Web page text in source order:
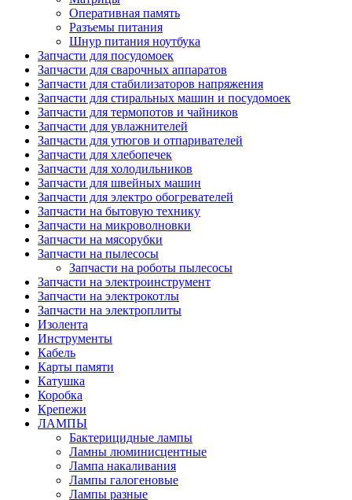
Оперативная память
Разъемы питания
Шнур питания ноутбука
Запчасти для посудомоек
Запчасти для сварочных аппаратов
Запчасти для стабилизаторов напряжения
Запчасти для стиральных машин и посудомоек
Запчасти для термопотов и чайников
Запчасти для увлажнителей
Запчасти для утюгов и отпаривателей
Запчасти для хлебопечек
Запчасти для холодильников
Запчасти для швейных машин
Запчасти для электро обогревателей
Запчасти на бытовую технику
Запчасти на микроволновки
Запчасти на мясорубки
Запчасти на пылесосы
Запчасти на роботы пылесосы
Запчасти на электроинструмент
Запчасти на электрокотлы
Запчасти на электроплиты
Изолента
Инструменты
Кабель
Карты памяти
Катушка
Коробка
Крепежи
ЛАМПЫ
Бактерицидные лампы
Ламны люминисцентные
Лампа накаливания
Лампы галогеновые
Лампы разные